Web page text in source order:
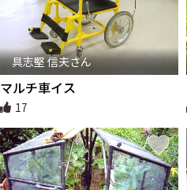
具志堅 信夫さん
マルチ車イス
17